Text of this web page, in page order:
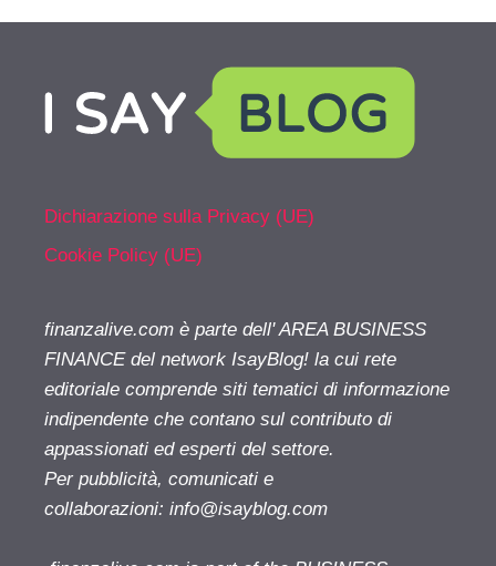
Dichiarazione sulla Privacy (UE)
Cookie Policy (UE)
finanzalive.com è parte dell' AREA BUSINESS
FINANCE del network IsayBlog! la cui rete
editoriale comprende siti tematici di informazione
indipendente che contano sul contributo di
appassionati ed esperti del settore.
Per pubblicità, comunicati e
collaborazioni: info@isayblog.com